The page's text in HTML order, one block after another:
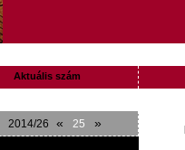
Aktuális szám
2014/26 « 25 »